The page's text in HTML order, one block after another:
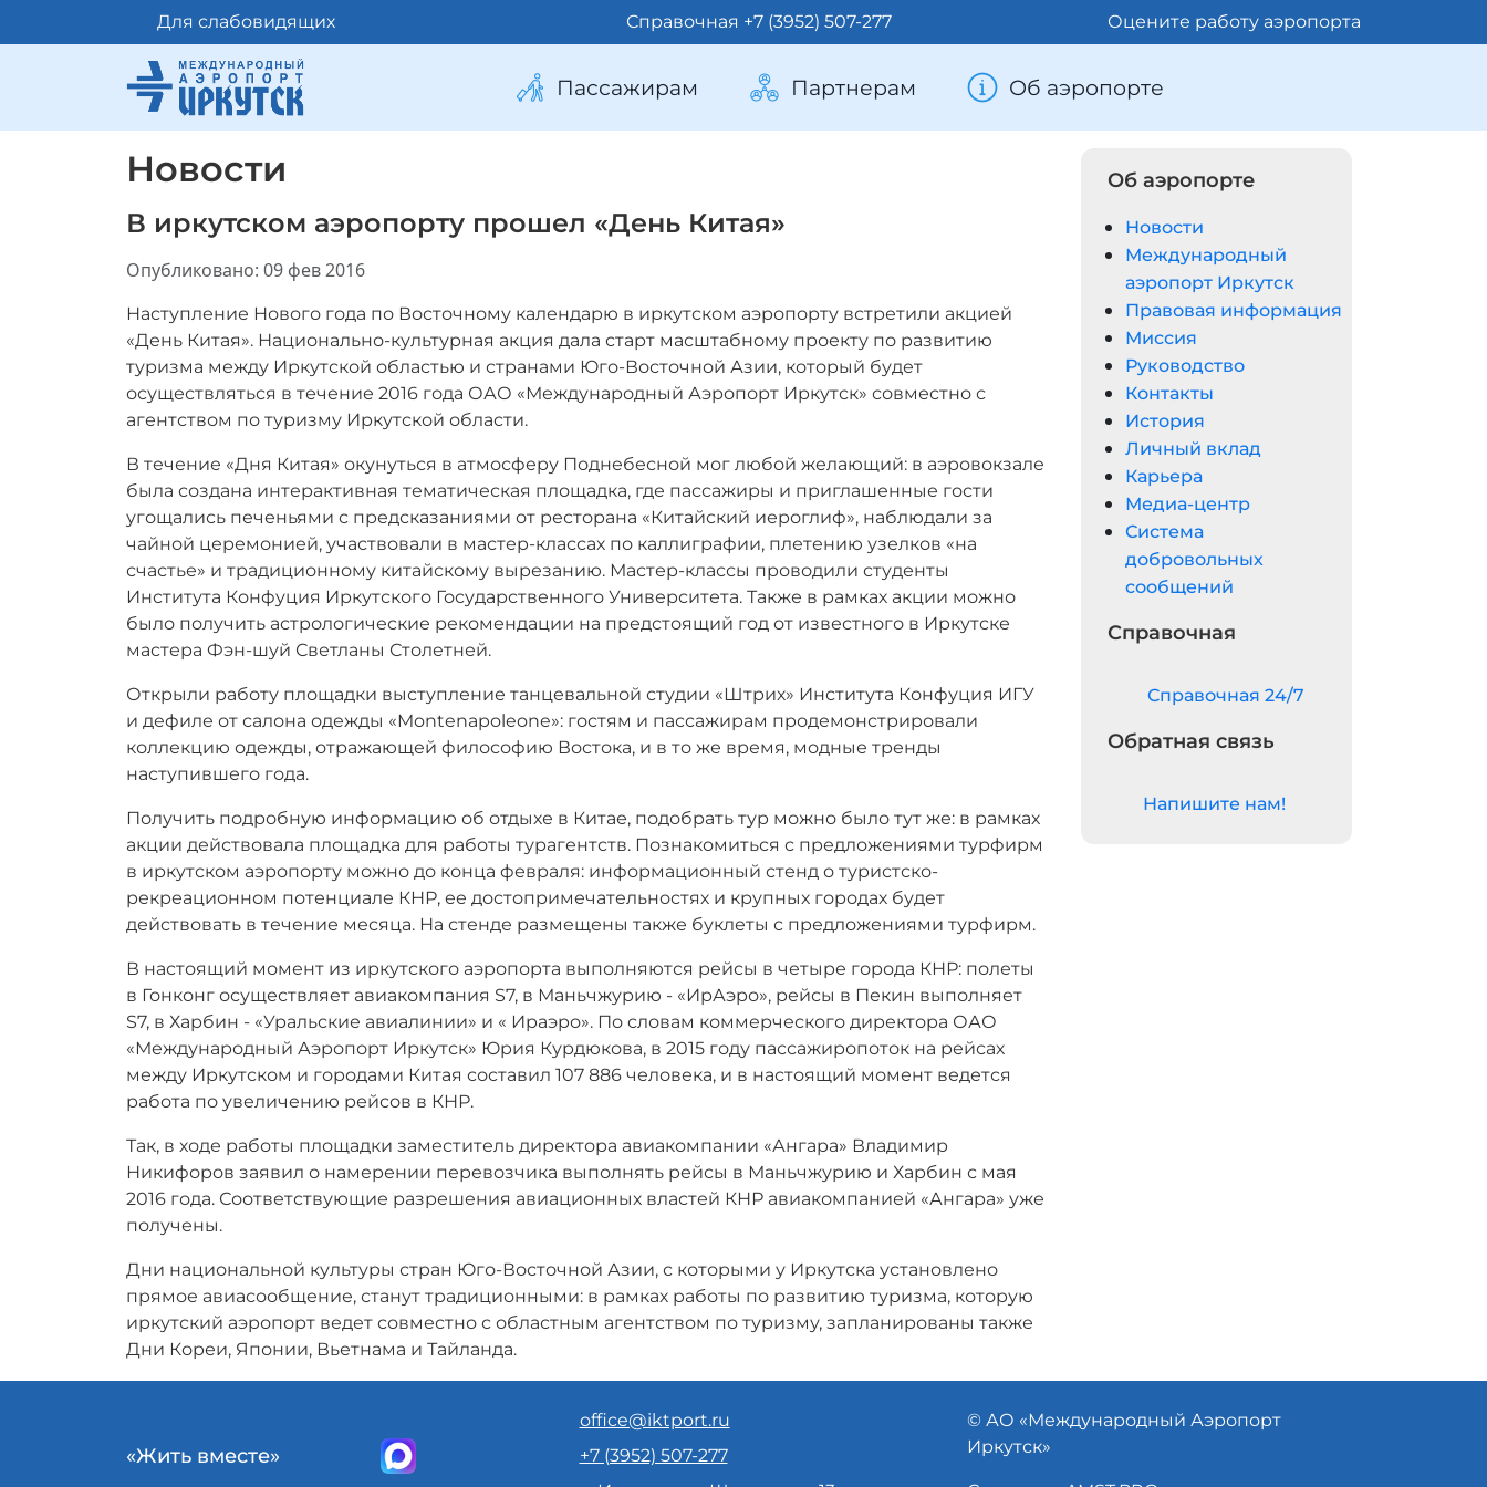
Для слабовидящих Справочная +7 (3952) 507-277 Оцените работу аэропорта
Пассажирам Партнерам Об аэропорте
Новости
В иркутском аэропорту прошел «День Китая»
Информация о материале
Опубликовано: 09 фев 2016
Наступление Нового года по Восточному календарю в иркутском аэропорту встретили акцией
«День Китая». Национально-культурная акция дала старт масштабному проекту по развитию
туризма между Иркутской областью и странами Юго-Восточной Азии, который будет
осуществляться в течение 2016 года ОАО «Международный Аэропорт Иркутск» совместно с
агентством по туризму Иркутской области.
В течение «Дня Китая» окунуться в атмосферу Поднебесной мог любой желающий: в аэровокзале
была создана интерактивная тематическая площадка, где пассажиры и приглашенные гости
угощались печеньями с предсказаниями от ресторана «Китайский иероглиф», наблюдали за
чайной церемонией, участвовали в мастер-классах по каллиграфии, плетению узелков «на
счастье» и традиционному китайскому вырезанию. Мастер-классы проводили студенты
Института Конфуция Иркутского Государственного Университета. Также в рамках акции можно
было получить астрологические рекомендации на предстоящий год от известного в Иркутске
мастера Фэн-шуй Светланы Столетней.
Открыли работу площадки выступление танцевальной студии «Штрих» Института Конфуция ИГУ
и дефиле от салона одежды «Montenapoleone»: гостям и пассажирам продемонстрировали
коллекцию одежды, отражающей философию Востока, и в то же время, модные тренды
наступившего года.
Получить подробную информацию об отдыхе в Китае, подобрать тур можно было тут же: в рамках
акции действовала площадка для работы турагентств. Познакомиться с предложениями турфирм
в иркутском аэропорту можно до конца февраля: информационный стенд о туристско-
рекреационном потенциале КНР, ее достопримечательностях и крупных городах будет
действовать в течение месяца. На стенде размещены также буклеты с предложениями турфирм.
В настоящий момент из иркутского аэропорта выполняются рейсы в четыре города КНР: полеты
в Гонконг осуществляет авиакомпания S7, в Маньчжурию - «ИрАэро», рейсы в Пекин выполняет
S7, в Харбин - «Уральские авиалинии» и « Ираэро». По словам коммерческого директора ОАО
«Международный Аэропорт Иркутск» Юрия Курдюкова, в 2015 году пассажиропоток на рейсах
между Иркутском и городами Китая составил 107 886 человека, и в настоящий момент ведется
работа по увеличению рейсов в КНР.
Так, в ходе работы площадки заместитель директора авиакомпании «Ангара» Владимир
Никифоров заявил о намерении перевозчика выполнять рейсы в Маньчжурию и Харбин с мая
2016 года. Соответствующие разрешения авиационных властей КНР авиакомпанией «Ангара» уже
получены.
Дни национальной культуры стран Юго-Восточной Азии, с которыми у Иркутска установлено
прямое авиасообщение, станут традиционными: в рамках работы по развитию туризма, которую
иркутский аэропорт ведет совместно с областным агентством по туризму, запланированы также
Дни Кореи, Японии, Вьетнама и Тайланда.
Об аэропорте
Новости
Международный
аэропорт Иркутск
Правовая информация
Миссия
Руководство
Контакты
История
Личный вклад
Карьера
Медиа-центр
Система
добровольных
сообщений
Справочная
Cправочная 24/7
Обратная связь
Напишите нам!
«Жить вместе»
office@iktport.ru
+7 (3952) 507-277
© АО «Международный Аэропорт
Иркутск»